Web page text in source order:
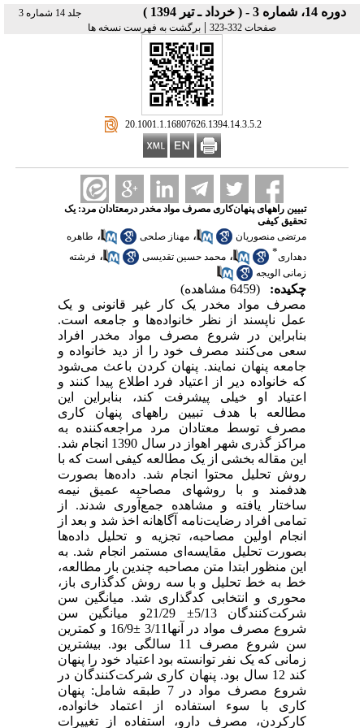
دوره 14، شماره 3 - ( خرداد ـ تیر 1394 )
جلد 14 شماره 3
صفحات 332-323
| برگشت به فهرست نسخه ها
‎ 20.1001.1.16807626.1394.14.3.5.2
تبیین راههای پنهان‌کاری مصرف مواد مخدر درمعتادان مرد: یک
تحقیق کیفی
مرتضی منصوریان
، مهناز صلحی ، طاهره
دهداری* ، محمد حسین تقدیسی ، فرشته
زمانی الویجه
چکیده:
(6459 مشاهده)
مصرف مواد مخدر یک کار غیر قانونی و یک
عمل ناپسند از نظر خانواده‌ها و جامعه است.
بنابراین در شروع مصرف مواد مخدر افراد
سعی می‌کنند مصرف خود را از دید خانواده و
جامعه پنهان نمایند. پنهان کردن باعث می‌شود
که خانواده دیر از اعتیاد فرد اطلاع پیدا کنند و
اعتیاد او خیلی پیشرفت کند، بنابراین این
مطالعه با هدف تبیین راههای پنهان کاری
مصرف توسط معتادان مرد مراجعه‌کننده به
مراکز گذری شهر اهواز در سال 1390 انجام شد.
این مقاله بخشی از یک مطالعه کیفی است که با
روش تحلیل محتوا انجام شد. داده‌ها بصورت
هدفمند و با روشهای مصاحبه عمیق نیمه
ساختار یافته و مشاهده جمع‌آوری شدند. از
تمامی افراد رضایت‌نامه آگاهانه اخذ شد و بعد از
انجام اولین مصاحبه، تجزیه و تحلیل داده‌ها
بصورت تحلیل مقایسه‌ای مستمر انجام شد. به
این منظور ابتدا متن مصاحبه چندین بار مطالعه،
خط به خط تحلیل و با سه روش کدگذاری باز،
محوری و انتخابی کدگذاری شد. میانگین سن
شرکت‌کنندگان 5/13± 21/29و میانگین سن
شروع مصرف مواد در آنها3/11 ±16/9 و کمترین
سن شروع مصرف 11 سالگی بود. بیشترین
زمانی که یک نفر توانسته بود اعتیاد خود را پنهان
کند 12 سال بود. پنهان کاری شرکت‌کنندگان در
شروع مصرف مواد در 7 طبقه شامل: پنهان
کاری با سوء استفاده از اعتماد خانواده،
کارکردن، مصرف دارو، استفاده از تغییرات